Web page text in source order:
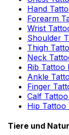
Hand
Forearm
Wrist
Shoulder
Thigh
Neck
Rib Tattoo
Ankle
Finger
Calf
Hip Tattoo
Tiere und Natur